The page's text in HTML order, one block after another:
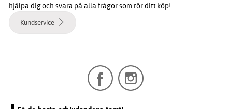
hjälpa dig och svara på alla frågor som rör ditt köp!
Kundservice